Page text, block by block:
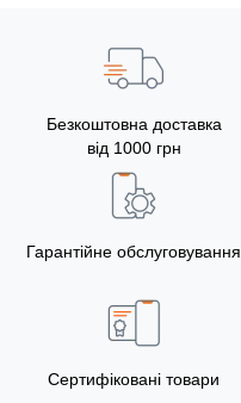
Безкоштовна доставка
від 1000 грн
Гарантійне обслуговування
Сертифіковані товари